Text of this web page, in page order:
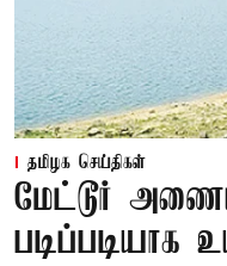
தமிழக செய்திகள்
மேட்டூர்
படிப்படியாக